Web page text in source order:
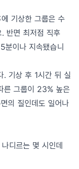
기상한 그룹은 수
반면 최저점 직후
이나 지속됐습니
. 기상 후 1시간 뒤 실
른 그룹이 23% 높은
의 질인데도 일어나
디르는 몇 시인데